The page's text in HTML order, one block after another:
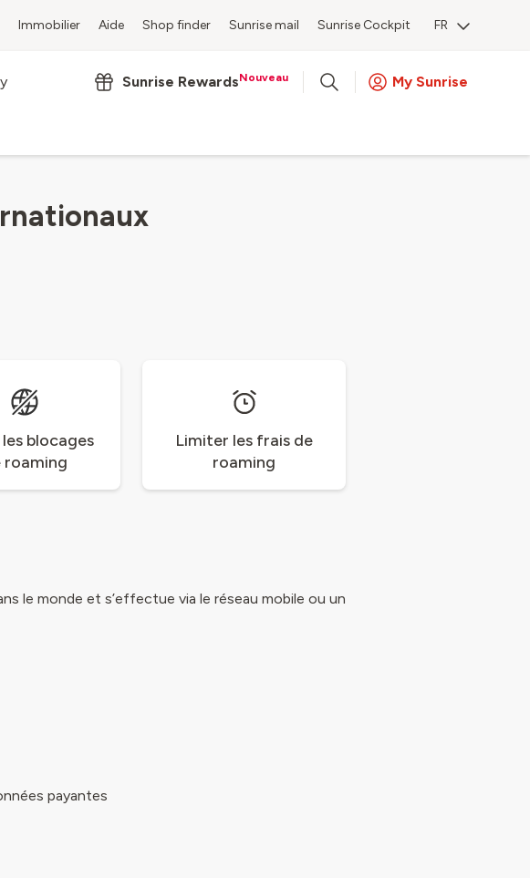
Immobilier Aide Shop finder Sunrise mail Sunrise Cockpit FR
Sunrise RewardsNouveau My Sunrise
blocages
roaming
Limiter les frais de
roaming
le monde et s’effectue via le réseau mobile ou un
payantes